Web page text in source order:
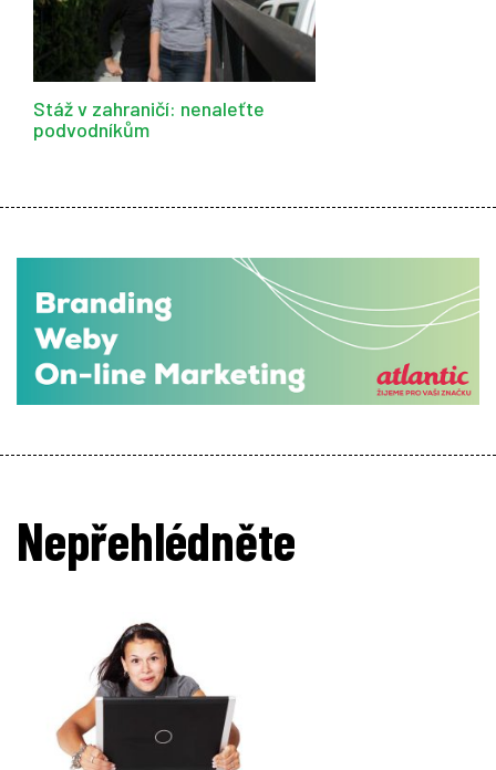
Stáž v zahraničí: nenaleťte
podvodníkům
Nepřehlédněte